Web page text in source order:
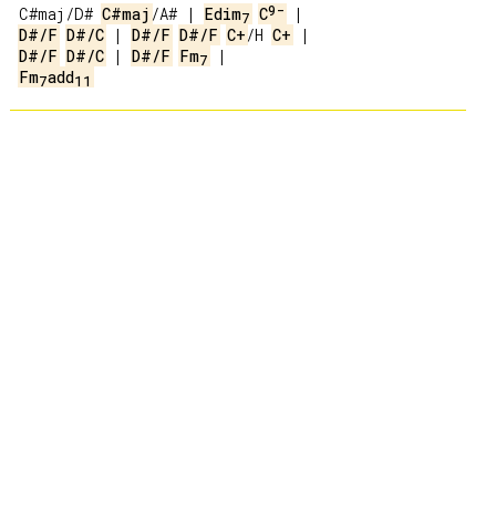
C#maj/D# C#maj /A# | Edim7 C9-
D#/F D#/C | D#/F D#/F C+/H C+
D#/F D#/C | D#/F Fm7
Fm7add11